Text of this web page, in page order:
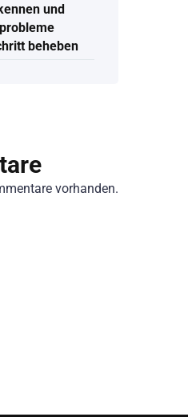
und
beheben
vorhanden.